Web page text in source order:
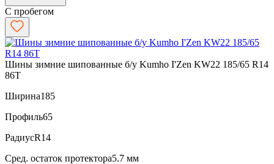
С пробегом
Шины зимние шипованные б/у Kumho I'Zen KW22 185/65 R14
86T
Ширина185
Профиль65
РадиусR14
Сред. остаток протектора5.7 мм